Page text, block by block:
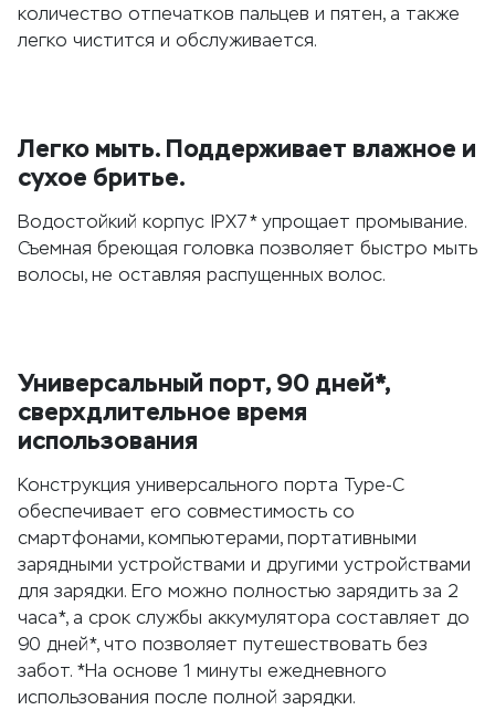
количество отпечатков пальцев и пятен, а также
легко чистится и обслуживается.
Легко мыть. Поддерживает влажное и
сухое бритье.
Водостойкий корпус IPX7* упрощает промывание.
Съемная бреющая головка позволяет быстро мыть
волосы, не оставляя распущенных волос.
Универсальный порт, 90 дней*,
сверхдлительное время
использования
Конструкция универсального порта Type-C
обеспечивает его совместимость со
смартфонами, компьютерами, портативными
зарядными устройствами и другими устройствами
для зарядки. Его можно полностью зарядить за 2
часа*, а срок службы аккумулятора составляет до
90 дней*, что позволяет путешествовать без
забот. *На основе 1 минуты ежедневного
использования после полной зарядки.